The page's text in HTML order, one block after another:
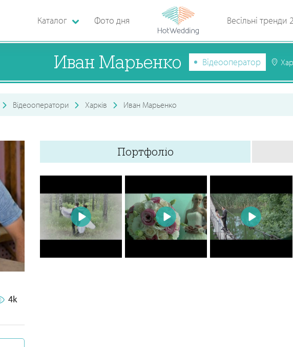
Каталог Фото дня Весільні тренди
Иван Марьенко Відеооператор
Відеооператори Харків Иван Марьенко
4k
Портфоліо